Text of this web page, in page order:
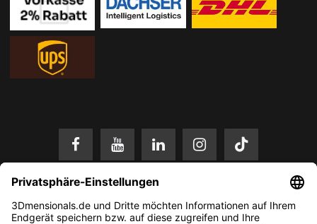
* Alle Preise in EUR inkl. gesetzl. Mehrwertsteuer zzgl. Versandkosten.
Änderungen und Irrtümer vorbehalten. Nur solange der Vorrat reicht.
© 2026 3Dmensionals / PONTIALIS GmbH & Co. KG - All Rights Reserved.​